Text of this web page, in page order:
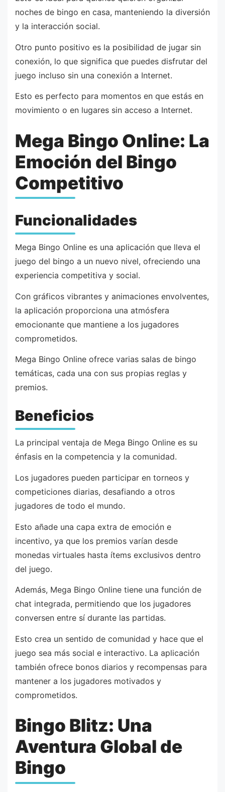
noches de bingo en casa, manteniendo la diversión
y la interacción social.
Otro punto positivo es la posibilidad de jugar sin
conexión, lo que significa que puedes disfrutar del
juego incluso sin una conexión a Internet.
Esto es perfecto para momentos en que estás en
movimiento o en lugares sin acceso a Internet.
Mega Bingo Online: La
Emoción del Bingo
Competitivo
Funcionalidades
Mega Bingo Online es una aplicación que lleva el
juego del bingo a un nuevo nivel, ofreciendo una
experiencia competitiva y social.
Con gráficos vibrantes y animaciones envolventes,
la aplicación proporciona una atmósfera
emocionante que mantiene a los jugadores
comprometidos.
Mega Bingo Online ofrece varias salas de bingo
temáticas, cada una con sus propias reglas y
premios.
Beneficios
La principal ventaja de Mega Bingo Online es su
énfasis en la competencia y la comunidad.
Los jugadores pueden participar en torneos y
competiciones diarias, desafiando a otros
jugadores de todo el mundo.
Esto añade una capa extra de emoción e
incentivo, ya que los premios varían desde
monedas virtuales hasta ítems exclusivos dentro
del juego.
Además, Mega Bingo Online tiene una función de
chat integrada, permitiendo que los jugadores
conversen entre sí durante las partidas.
Esto crea un sentido de comunidad y hace que el
juego sea más social e interactivo. La aplicación
también ofrece bonos diarios y recompensas para
mantener a los jugadores motivados y
comprometidos.
Bingo Blitz: Una
Aventura Global de
Bingo